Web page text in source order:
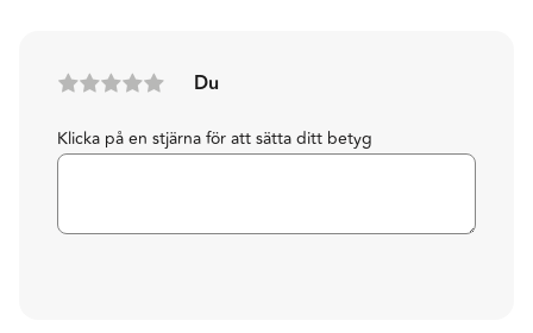
Du
Klicka på en stjärna för att sätta ditt betyg